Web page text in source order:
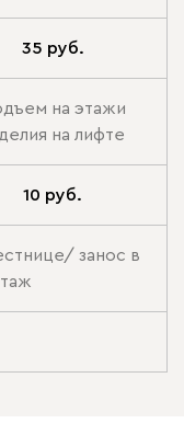
35 руб.
на этажи
на лифте
10 руб.
занос в